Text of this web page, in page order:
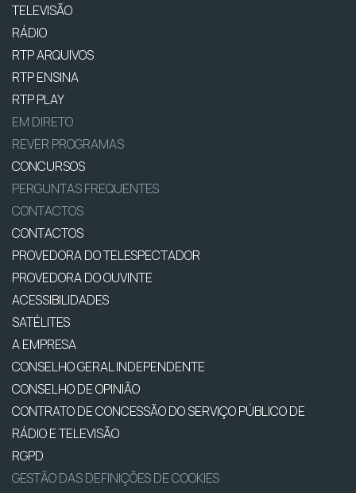
TELEVISÃO
RÁDIO
RTP ARQUIVOS
RTP ENSINA
RTP PLAY
EM DIRETO
REVER PROGRAMAS
CONCURSOS
PERGUNTAS FREQUENTES
CONTACTOS
CONTACTOS
PROVEDORA DO TELESPECTADOR
PROVEDORA DO OUVINTE
ACESSIBILIDADES
SATÉLITES
A EMPRESA
CONSELHO GERAL INDEPENDENTE
CONSELHO DE OPINIÃO
CONTRATO DE CONCESSÃO DO SERVIÇO PÚBLICO DE
RÁDIO E TELEVISÃO
RGPD
GESTÃO DAS DEFINIÇÕES DE COOKIES